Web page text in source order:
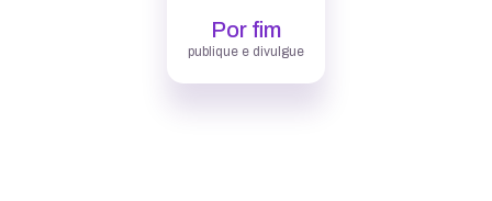
Por fim
publique e divulgue